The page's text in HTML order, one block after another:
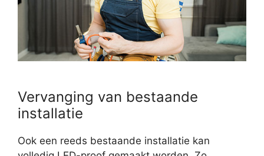
Vervanging van bestaande
installatie
Ook een reeds bestaande installatie kan